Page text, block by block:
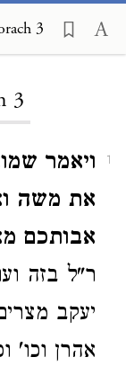
3
3
1
ויאמר
את משה
אבותכם
ר"ל בזה
יעקב
אהרן וכו'